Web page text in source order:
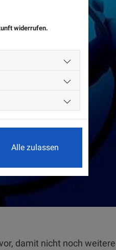
damit nicht noch
widerrufen.
Alle zulassen